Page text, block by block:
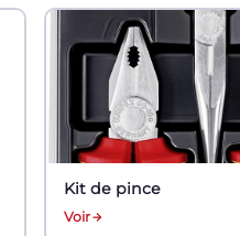
Kit de pince
Voir